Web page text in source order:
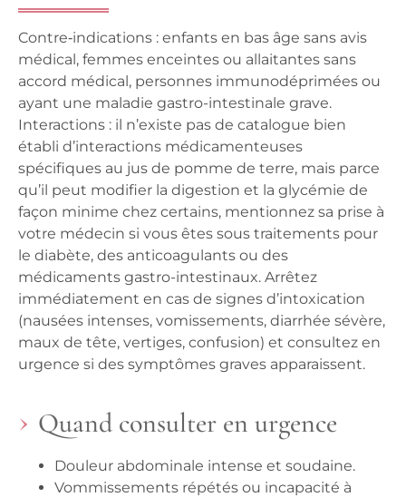
Contre‑indications : enfants en bas âge sans avis
médical, femmes enceintes ou allaitantes sans
accord médical, personnes immunodéprimées ou
ayant une maladie gastro-intestinale grave.
Interactions : il n’existe pas de catalogue bien
établi d’interactions médicamenteuses
spécifiques au jus de pomme de terre, mais parce
qu’il peut modifier la digestion et la glycémie de
façon minime chez certains, mentionnez sa prise à
votre médecin si vous êtes sous traitements pour
le diabète, des anticoagulants ou des
médicaments gastro-intestinaux. Arrêtez
immédiatement en cas de signes d’intoxication
(nausées intenses, vomissements, diarrhée sévère,
maux de tête, vertiges, confusion) et consultez en
urgence si des symptômes graves apparaissent.
Quand consulter en urgence
Douleur abdominale intense et soudaine.
Vommissements répétés ou incapacité à